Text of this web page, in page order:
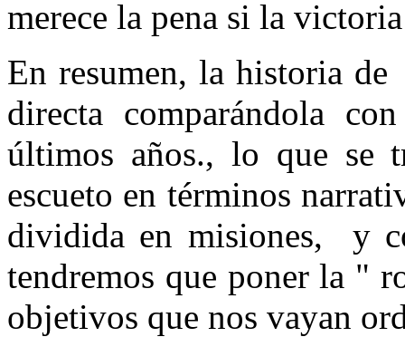
merece la pena si la
En resumen, la historia
directa comparándola
últimos años., lo que se
escueto en términos
dividida en misiones, y
tendremos que poner la "
objetivos que nos vayan